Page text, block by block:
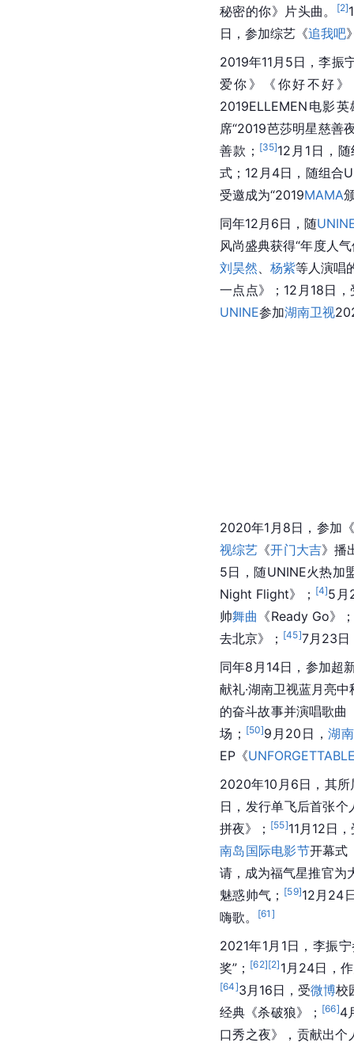
秘密的你》片头曲。
[2]
日，参加综艺《追我吧
2019年11月5日，李振
爱你》《你好不好
2019ELLEMEN电影
席“2019芭莎明星慈善
善款； [35]12月1日，
式；12月4日，随组合
受邀成为“2019MAMA
同年12月6日，随
风尚盛典获得“年度人
刘昊然
杨紫等人演唱
一点点》；12月18日
UNINE参加湖南卫视
2020年1月8日，参加
视综艺 《开门大吉》播
5日，随UNINE火热加
Night Flight》； [4]5月
帅舞曲 《Ready Go》；
去北京》； [45]7月23日
同年8月14日，参加超
献礼·湖南卫视蓝月亮
的奋斗故事并演唱歌曲
场； [50]9月20日，湖
EP《
2020年10月6日，其所
日，发行单飞后首张
拼夜》； [55]11月12日
南岛国际电影节开幕式
请，成为福气星推官为
魅惑帅气； [59]12月24
嗨歌。
[61 ]
2021年1月1日，李振
奖”； [62][2] 1月24日，
[64]3月16日，受微博校
经典《杀破狼》； [66]4
口秀之夜》，贡献出个